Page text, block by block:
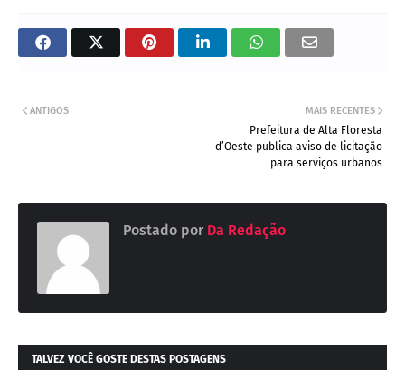
MAIS RECENTES
Prefeitura de Alta Floresta
d’Oeste publica aviso de licitação
para serviços urbanos
ANTIGOS
Postado por Da Redação
TALVEZ VOCÊ GOSTE DESTAS POSTAGENS